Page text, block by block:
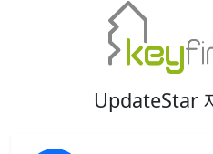
UpdateStar